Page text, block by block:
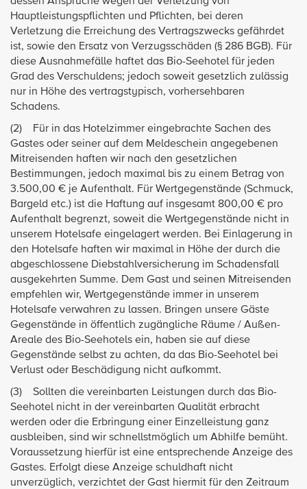
Hauptleistungspflichten und Pflichten, bei deren
Verletzung die Erreichung des Vertragszwecks gefährdet
ist, sowie den Ersatz von Verzugsschäden (§ 286 BGB). Für
diese Ausnahmefälle haftet das Bio-Seehotel für jeden
Grad des Verschuldens; jedoch soweit gesetzlich zulässig
nur in Höhe des vertragstypisch, vorhersehbaren
Schadens.
(2) Für in das Hotelzimmer eingebrachte Sachen des
Gastes oder seiner auf dem Meldeschein angegebenen
Mitreisenden haften wir nach den gesetzlichen
Bestimmungen, jedoch maximal bis zu einem Betrag von
3.500,00 € je Aufenthalt. Für Wertgegenstände (Schmuck,
Bargeld etc.) ist die Haftung auf insgesamt 800,00 € pro
Aufenthalt begrenzt, soweit die Wertgegenstände nicht in
unserem Hotelsafe eingelagert werden. Bei Einlagerung in
den Hotelsafe haften wir maximal in Höhe der durch die
abgeschlossene Diebstahlversicherung im Schadensfall
ausgekehrten Summe. Dem Gast und seinen Mitreisenden
empfehlen wir, Wertgegenstände immer in unserem
Hotelsafe verwahren zu lassen. Bringen unsere Gäste
Gegenstände in öffentlich zugängliche Räume / Außen-
Areale des Bio-Seehotels ein, haben sie auf diese
Gegenstände selbst zu achten, da das Bio-Seehotel bei
Verlust oder Beschädigung nicht aufkommt.
(3) Sollten die vereinbarten Leistungen durch das Bio-
Seehotel nicht in der vereinbarten Qualität erbracht
werden oder die Erbringung einer Einzelleistung ganz
ausbleiben, sind wir schnellstmöglich um Abhilfe bemüht.
Voraussetzung hierfür ist eine entsprechende Anzeige des
Gastes. Erfolgt diese Anzeige schuldhaft nicht
unverzüglich, verzichtet der Gast hiermit für den Zeitraum